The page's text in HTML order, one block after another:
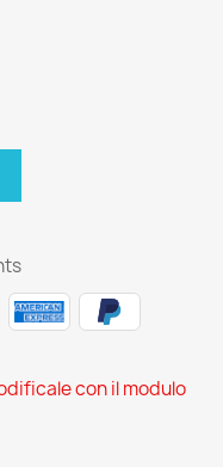
con il modulo